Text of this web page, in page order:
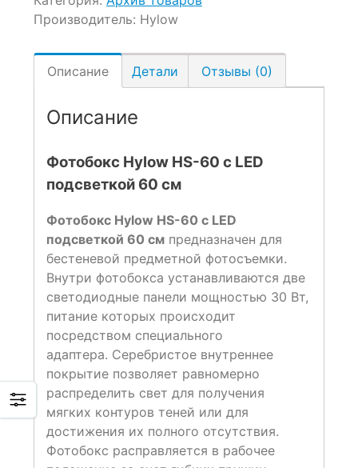
Производитель: Hylow
Описание Детали Отзывы (0)
Описание
Фотобокс Hylow HS-60 с LED
подсветкой 60 см
Фотобокс Hylow HS-60 с LED
подсветкой 60 см предназначен для
беcтеневой предметной фотосъемки.
Внутри фотобокса устанавливаются две
светодиодные панели мощностью 30 Вт,
питание которых происходит
посредством специального
адаптера. Серебристое внутреннее
покрытие позволяет равномерно
распределить свет для получения
мягких контуров теней или для
достижения их полного отсутствия.
Фотобокс расправляется в рабочее